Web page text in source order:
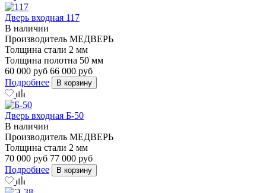
Дверь входная 117
В наличии
Производитель МЕДВЕРЬ
Толщина стали 2 мм
Толщина полотна 50 мм
60 000 руб 66 000 руб
Подробнее
В корзину
Дверь входная Б-50
В наличии
Производитель МЕДВЕРЬ
Толщина стали 2 мм
70 000 руб 77 000 руб
Подробнее
В корзину